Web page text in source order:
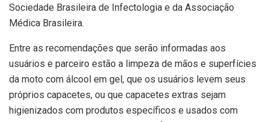
Sociedade Brasileira de Infectologia e da Associação
Médica Brasileira.
Entre as recomendações que serão informadas aos
usuários e parceiro estão a limpeza de mãos e superfícies
da moto com álcool em gel, que os usuários levem seus
próprios capacetes, ou que capacetes extras sejam
higienizados com produtos específicos e usados com